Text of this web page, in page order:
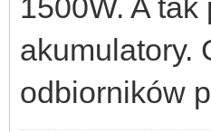
1500W. A
akumulatory.
odbiorników